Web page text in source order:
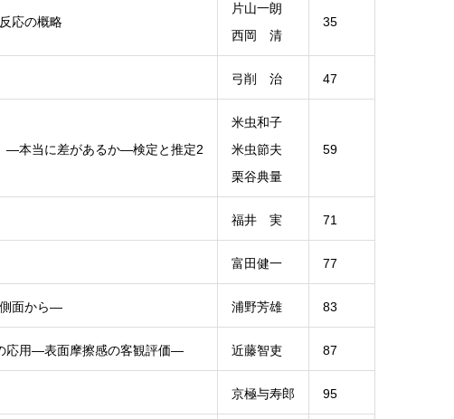
応の概略
片山一朗
西岡 清
35
弓削 治 47
―本当に差があるか―検定と推定2
米虫和子
米虫節夫
栗谷典量
59
福井 実 71
富田健一 77
面から― 浦野芳雄 83
応用―表面摩擦感の客観評価― 近藤智吏 87
京極与寿郎 95